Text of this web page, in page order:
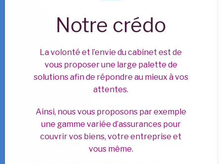
Notre crédo
La volonté et l’envie du cabinet est de
vous proposer une large palette de
solutions afin de répondre au mieux à vos
attentes.
​Ainsi, nous vous proposons par exemple
une gamme variée d’assurances pour
couvrir vos biens, votre entreprise et
vous même.